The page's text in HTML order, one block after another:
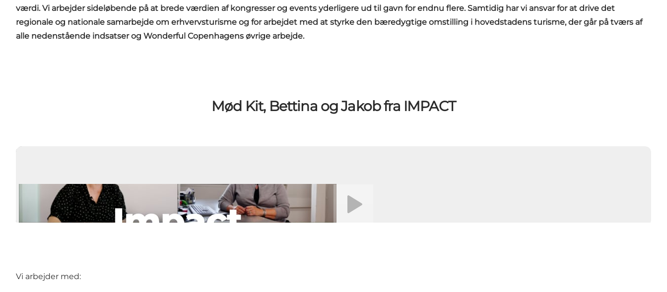
værdi. Vi arbejder sideløbende på at brede værdien af kongresser og events yderligere ud til gavn for endnu flere. Samtidig har vi ansvar for at drive det
regionale og nationale samarbejde om erhvervsturisme og for arbejdet med at styrke den bæredygtige omstilling i hovedstadens turisme, der går på tværs af
alle nedenstående indsatser og Wonderful Copenhagens øvrige arbejde.
Mød Kit, Bettina og Jakob fra IMPACT
Vi arbejder med: